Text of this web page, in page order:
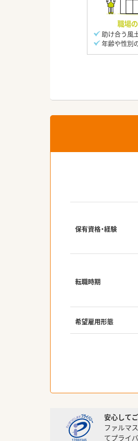
職場
助け合う風
年齢や性別
保有資格・経験
転職時期
希望雇用形態
安心して
ファルマ
てプライ